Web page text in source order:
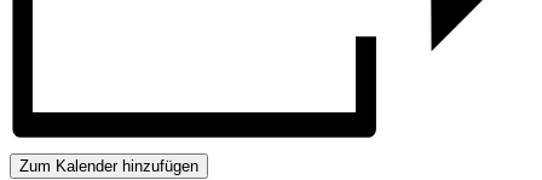
Zum Kalender hinzufügen